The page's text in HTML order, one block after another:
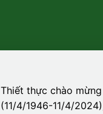
Thiết thực chào
(11/4/1946-11/4/